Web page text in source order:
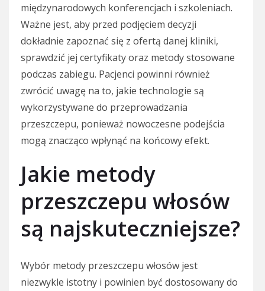
międzynarodowych konferencjach i szkoleniach.
Ważne jest, aby przed podjęciem decyzji
dokładnie zapoznać się z ofertą danej kliniki,
sprawdzić jej certyfikaty oraz metody stosowane
podczas zabiegu. Pacjenci powinni również
zwrócić uwagę na to, jakie technologie są
wykorzystywane do przeprowadzania
przeszczepu, ponieważ nowoczesne podejścia
mogą znacząco wpłynąć na końcowy efekt.
Jakie metody
przeszczepu włosów
są najskuteczniejsze?
Wybór metody przeszczepu włosów jest
niezwykle istotny i powinien być dostosowany do